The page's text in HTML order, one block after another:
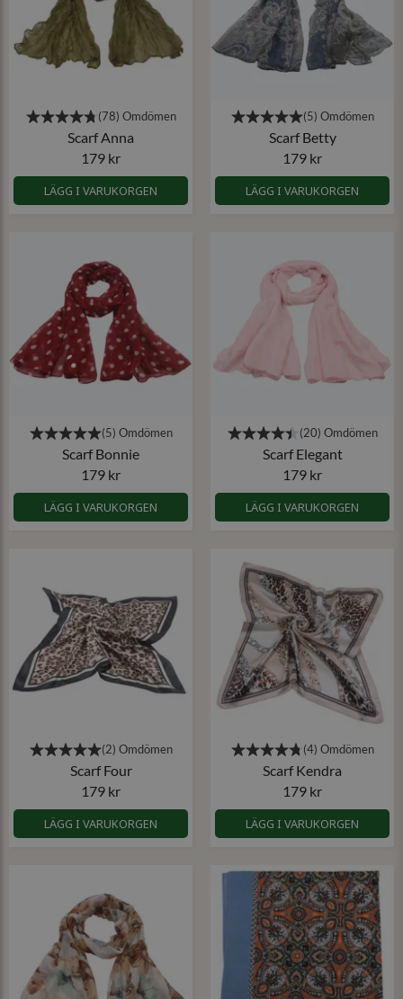
Scarf Anna
179 kr
LÄGG I VARUKORGEN
Scarf Betty
179 kr
LÄGG I VARUKORGEN
Scarf Bonnie
179 kr
LÄGG I VARUKORGEN
Scarf Elegant
179 kr
LÄGG I VARUKORGEN
Scarf Four
179 kr
LÄGG I VARUKORGEN
Scarf Kendra
179 kr
LÄGG I VARUKORGEN